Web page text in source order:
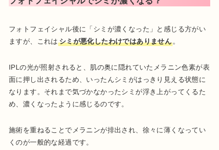
フォトフェイシャル後に「シミが濃くなった」と感じる方がい
ますが、これは シミが悪化したわけではありません 。
IPLの光が照射されると、肌の奥に隠れていたメラニン色素が表
面に押し出されるため、いったんシミがはっきり見える状態に
なります。それまで気づかなかったシミが浮き上がってくるた
め、濃くなったように感じるのです。
施術を重ねることでメラニンが排出され、徐々に薄くなってい
くのが一般的な経過です。